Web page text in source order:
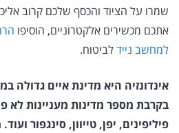
שמרו על הציוד והכסף שלכם קרוב
אתכם מכשירים אלקטרוניים, הוסיפו
למחשב ניידלביטוח.
אינדונזיה היא מדינת איים גדולה
בקרבת מספר מדינות מעניינות לא
פיליפינים, יפן, טייוון, סינגפור